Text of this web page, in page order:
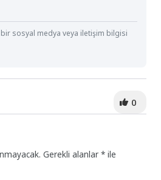
bir sosyal medya veya iletişim bilgisi
0
Gerekli alanlar* ile